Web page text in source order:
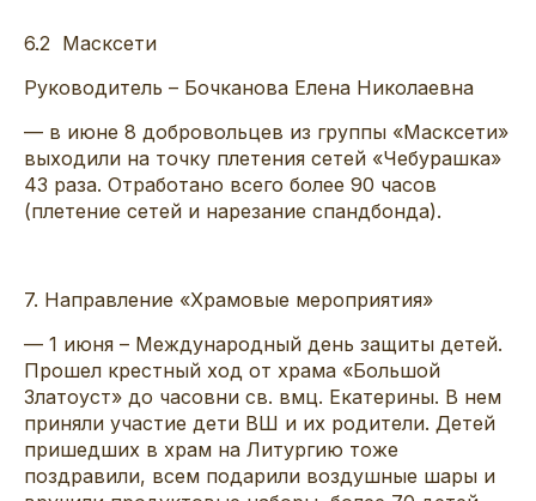
6.2 Масксети
Руководитель – Бочканова Елена Николаевна
— в июне 8 добровольцев из группы «Масксети»
выходили на точку плетения сетей «Чебурашка»
43 раза. Отработано всего более 90 часов
(плетение сетей и нарезание спандбонда).
7. Направление «Храмовые мероприятия»
— 1 июня – Международный день защиты детей.
Прошел крестный ход от храма «Большой
Златоуст» до часовни св. вмц. Екатерины. В нем
приняли участие дети ВШ и их родители. Детей
пришедших в храм на Литургию тоже
поздравили, всем подарили воздушные шары и